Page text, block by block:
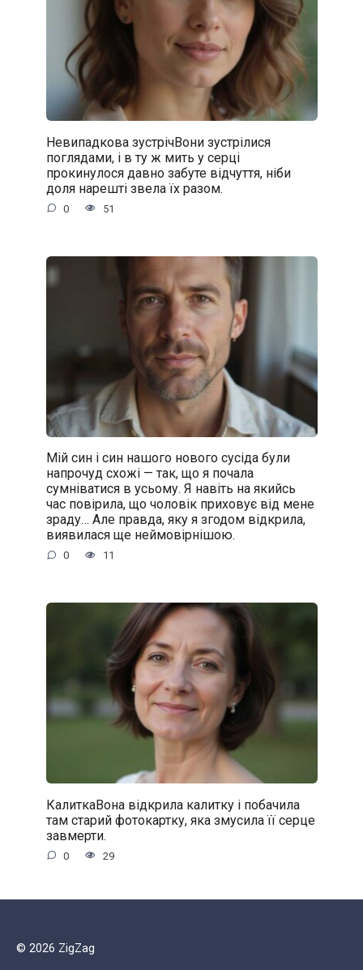
Невипадкова зустрічВони зустрілися
поглядами, і в ту ж мить у серці
прокинулося давно забуте відчуття, ніби
доля нарешті звела їх разом.
0 51
Мій син і син нашого нового сусіда були
напрочуд схожі — так, що я почала
сумніватися в усьому. Я навіть на якийсь
час повірила, що чоловік приховує від мене
зраду… Але правда, яку я згодом відкрила,
виявилася ще неймовірнішою.
0 11
КалиткаВона відкрила калитку і побачила
там старий фотокартку, яка змусила її серце
завмерти.
0 29
© 2026 ZigZag